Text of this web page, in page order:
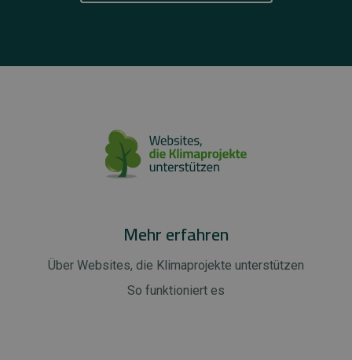
Mehr erfahren
Über Websites, die Klimaprojekte unterstützen
So funktioniert es